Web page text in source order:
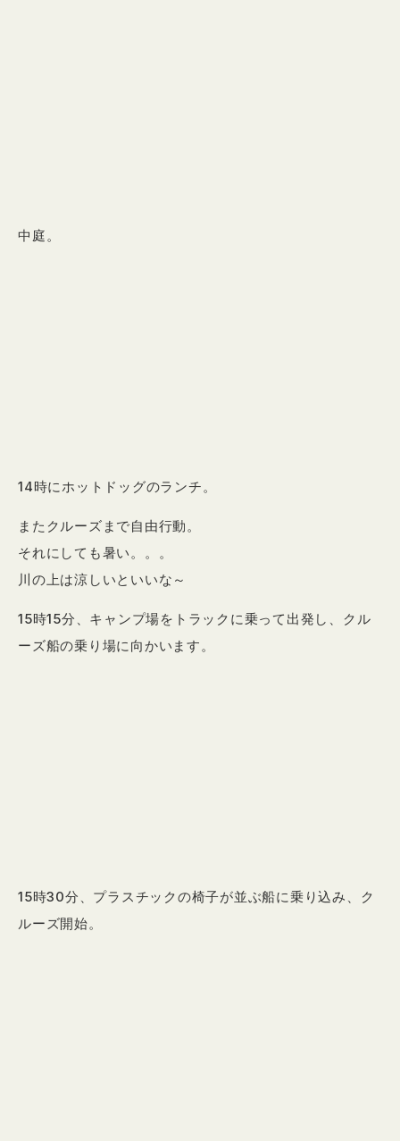
中庭。
14時にホットドッグのランチ。
またクルーズまで自由行動。
それにしても暑い。。。
川の上は涼しいといいな～
15時15分、キャンプ場をトラックに乗って出発し、クル
ーズ船の乗り場に向かいます。
15時30分、プラスチックの椅子が並ぶ船に乗り込み、ク
ルーズ開始。